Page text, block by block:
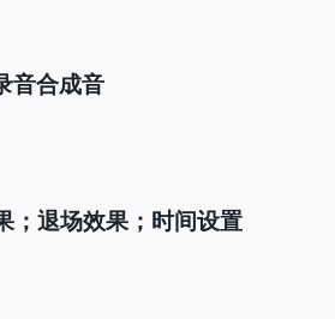
音合成音
；退场效果；时间设置